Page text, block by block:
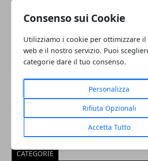
Consenso sui Cookie
Utilizziamo i cookie per ottimizzare
web e il nostro servizio. Puoi
categorie dare il tuo consenso.
Personalizza
Rifiuta Opzionali
Accetta Tutto
PULITORE COORDINATORE
CATEGORIE